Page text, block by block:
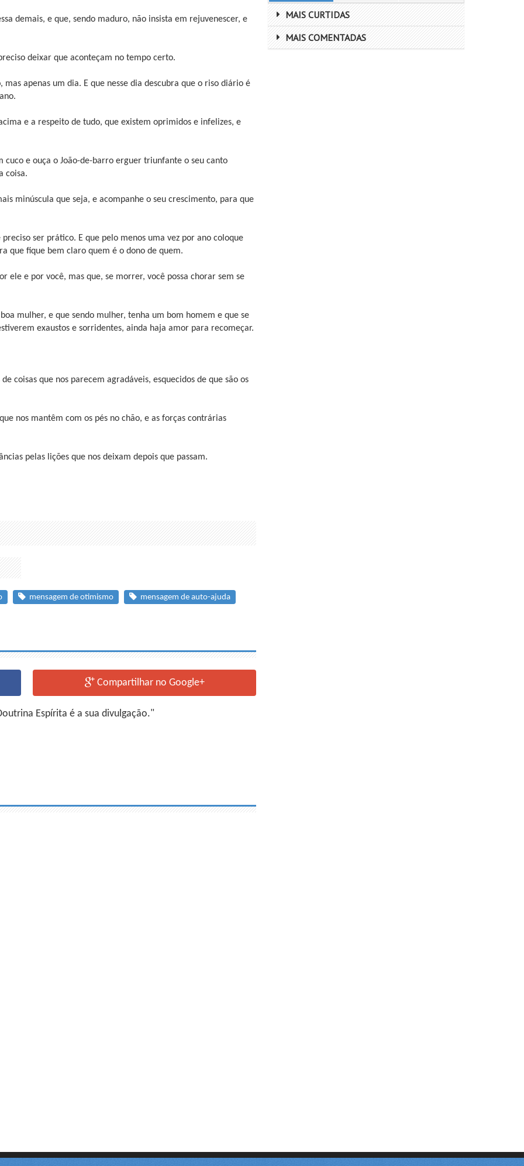
demais, e que, sendo maduro, não insista em rejuvenescer, e
deixar que aconteçam no tempo certo.
apenas um dia. E que nesse dia descubra que o riso diário é
e a respeito de tudo, que existem oprimidos e infelizes, e
e ouça o João-de-barro erguer triunfante o seu canto
coisa.
minúscula que seja, e acompanhe o seu crescimento, para que
ser prático. E que pelo menos uma vez por ano coloque
que fique bem claro quem é o dono de quem.
ele e por você, mas que, se morrer, você possa chorar sem se
mulher, e que sendo mulher, tenha um bom homem e que se
exaustos e sorridentes, ainda haja amor para recomeçar.
coisas que nos parecem agradáveis, esquecidos de que são os
nos mantêm com os pés no chão, e as forças contrárias
pelas lições que nos deixam depois que passam.
mensagem de otimismo mensagem de auto-ajuda
Compartilhar no Google+
Espírita é a sua divulgação."
MAIS CURTIDAS
MAIS COMENTADAS